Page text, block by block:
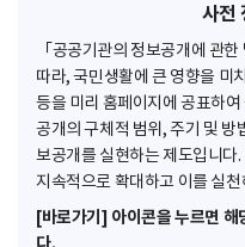
사전
「공공기관의 정보공개에 관
따라, 국민생활에 큰 영향을 미
등을 미리 홈페이지에 공표하
공개의 구체적 범위, 주기 및 방
보공개를 실현하는 제도입니다
지속적으로 확대하고 이를 실
[바로가기] 아이콘을 누르면 해